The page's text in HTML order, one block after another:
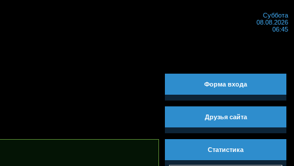
Суббота
08.08.2026
06:45
Форма входа
Друзья сайта
Статистика